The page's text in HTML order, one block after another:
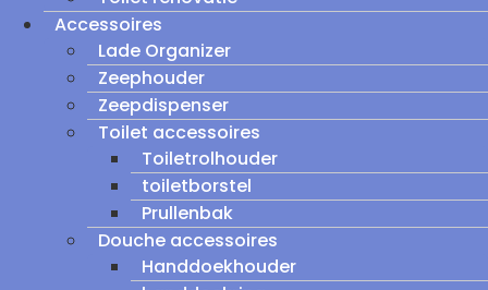
Accessoires
Lade Organizer
Zeephouder
Zeepdispenser
Toilet accessoires
Toiletrolhouder
toiletborstel
Prullenbak
Douche accessoires
Handdoekhouder